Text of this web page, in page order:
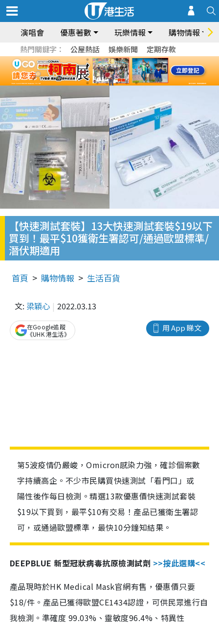
演唱會 優惠著數 玩樂情報 購物情報
熱門關鍵字： 公屋熱話 娛樂新聞 定期存款
【快速測試套裝】13大快速測試套裝$19以下
買到！最平$10獲衛生署認可/通過歐盟標準/
潛伏期適用
首頁 購物情報 生活百貨
文: 梁穎心 2022.03.13
用 App 睇文
在Google追蹤
《UHK 港生活》
第5波疫情仍嚴峻，Omicron感染力強，確診個案數
字持續高企。不少市民購買快速測試「看門口」或
陽性後作每日檢測。精選13款優惠價快速測試套裝
$19以下買到，最平$10有交易！產品已獲衛生署認
可，或通過歐盟標準，最快10分鐘知結果。
DEEPBLUE 新型冠狀病毒抗原檢測試劑 >>按此選購<<
產品現時於HK Medical Mask官網有售，優惠價只要
$18/件。產品已獲得歐盟CE1434認證，可供民眾進行自
我檢測。準確度 99.03%、靈敏度96.4%、特異性